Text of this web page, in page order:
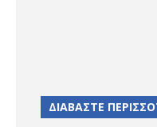
ΔΙΑΒΑΣΤΕ